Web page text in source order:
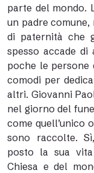
parte del mondo.
un padre
di paternità che
spesso accade di
poche le persone
comodi per
altri. Giovanni
nel giorno del
come quell’unico
sono raccolte.
posto la sua
Chiesa e del